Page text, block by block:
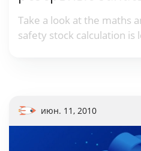
Take a look at the maths
safety stock calculation is
июн. 11, 2010